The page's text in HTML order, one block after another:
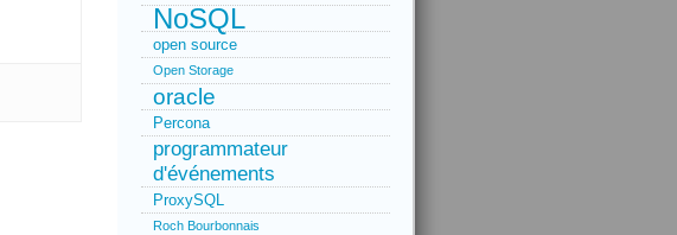
NoSQL
open source
Open Storage
oracle
Percona
programmateur
d'événements
ProxySQL
Roch Bourbonnais